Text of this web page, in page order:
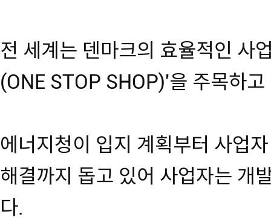
전 세계는 덴마크의 효율적인 사
(ONE STOP SHOP)'을 주목하고
에너지청이 입지 계획부터 사업
해결까지 돕고 있어 사업자는 개
다.